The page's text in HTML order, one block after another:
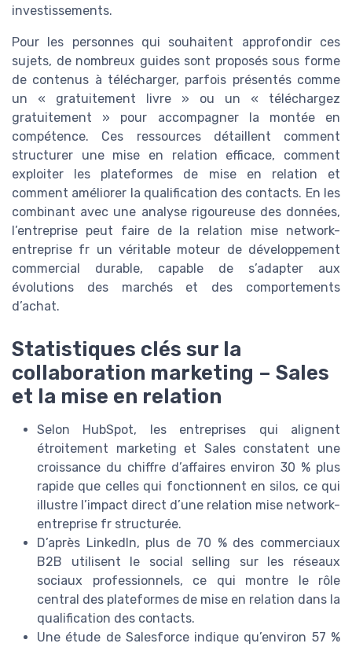
investissements.
Pour les personnes qui souhaitent approfondir ces
sujets, de nombreux guides sont proposés sous forme
de contenus à télécharger, parfois présentés comme
un « gratuitement livre » ou un « téléchargez
gratuitement » pour accompagner la montée en
compétence. Ces ressources détaillent comment
structurer une mise en relation efficace, comment
exploiter les plateformes de mise en relation et
comment améliorer la qualification des contacts. En les
combinant avec une analyse rigoureuse des données,
l’entreprise peut faire de la relation mise network-
entreprise fr un véritable moteur de développement
commercial durable, capable de s’adapter aux
évolutions des marchés et des comportements
d’achat.
Statistiques clés sur la
collaboration marketing – Sales
et la mise en relation
Selon HubSpot, les entreprises qui alignent
étroitement marketing et Sales constatent une
croissance du chiffre d’affaires environ 30 % plus
rapide que celles qui fonctionnent en silos, ce qui
illustre l’impact direct d’une relation mise network-
entreprise fr structurée.
D’après LinkedIn, plus de 70 % des commerciaux
B2B utilisent le social selling sur les réseaux
sociaux professionnels, ce qui montre le rôle
central des plateformes de mise en relation dans la
qualification des contacts.
Une étude de Salesforce indique qu’environ 57 %